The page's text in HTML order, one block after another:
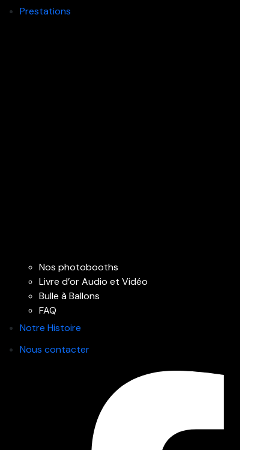
Prestations
Nos photobooths
Livre d’or Audio et Vidéo
Bulle à Ballons
FAQ
Notre Histoire
Nous contacter